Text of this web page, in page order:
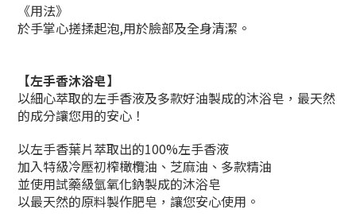
《用法》
於手掌心搓揉起泡,用於臉部及全身清潔。
【左手香沐浴皂】
以細心萃取的左手香液及多款好油製成的沐浴皂，最天然
的成分讓您用的安心！
以左手香葉片萃取出的100%左手香液
加入特級冷壓初榨橄欖油、芝麻油、多款精油
並使用試藥級氫氧化鈉製成的沐浴皂
以最天然的原料製作肥皂，讓您安心使用。